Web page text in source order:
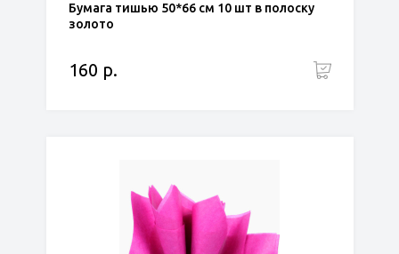
Бумага тишью 50*66 см 10 шт в полоску
золото
160 р.